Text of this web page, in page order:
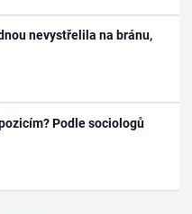
nevystřelila na bránu,
Podle sociologů